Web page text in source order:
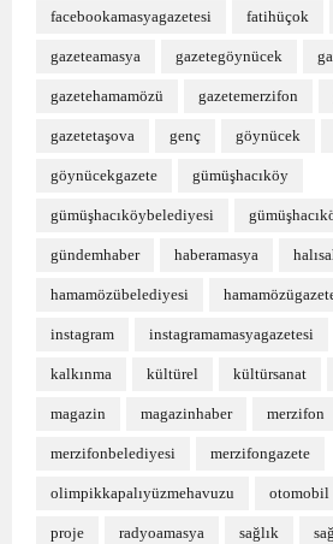
facebookamasyagazetesi fatihüçok
gazeteamasya gazetegöynücek
gazetehamamözü gazetemerzifon
gazetetaşova genç göynücek
göynücekgazete gümüşhacıköy
gümüşhacıköybelediyesi
gündemhaber haberamasya
hamamözübelediyesi
instagram instagramamasyagazetesi
kalkınma kültürel kültürsanat
magazin magazinhaber merzifon
merzifonbelediyesi merzifongazete
olimpikkapalıyüzmehavuzu otomobil
proje radyoamasya sağlık